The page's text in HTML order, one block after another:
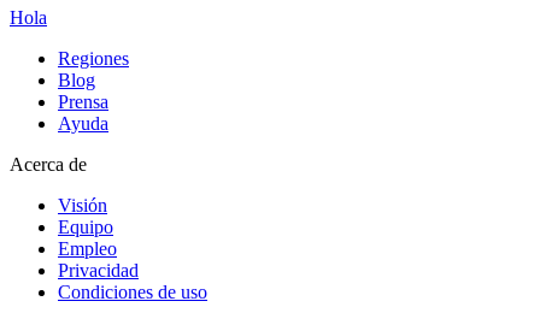
Hola
Regiones
Blog
Prensa
Ayuda
Acerca de
Visión
Equipo
Empleo
Privacidad
Condiciones de uso